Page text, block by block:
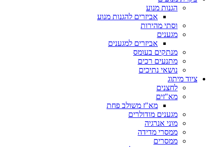
הגנות מנוע
אביזרים להגנות מנוע
וסתי מהירות
מגענים
אביזרים למגענים
מנתקים בעומס
מתנעים רכים
נושאי נתיכים
ציוד מיתוג
לחצנים
מא"זים
מא"ז משולב פחת
מגענים מודולרים
מוני אנרגיה
ממסרי מדידה
ממסרים